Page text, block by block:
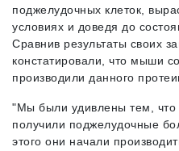
поджелудочных клеток,
условиях и доведя до
Сравнив результаты своих
констатировали, что мыши
производили данного
"Мы были удивлены тем,
получили поджелудочные
этого они начали